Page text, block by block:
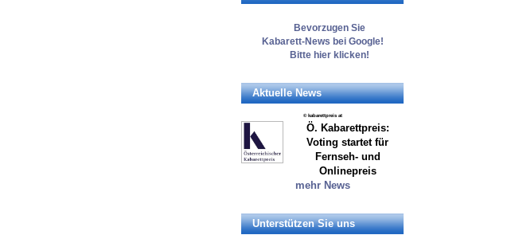
Bevorzugen Sie
Kabarett-News bei Google!
Bitte hier klicken!
Aktuelle News
© kabarettpreis at
Ö. Kabarettpreis:
Voting startet für
Fernseh- und
Onlinepreis
mehr News
Unterstützen Sie uns